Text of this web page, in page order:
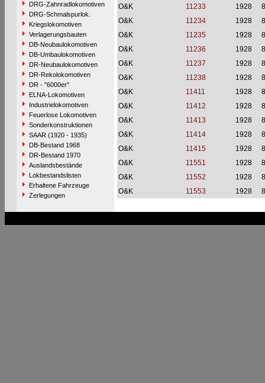
DRG-Zahnradlokomotiven
DRG-Schmalspurlok.
Kriegslokomotiven
Verlagerungsbauten
DB-Neubaulokomotiven
DB-Umbaulokomotiven
DR-Neubaulokomotiven
DR-Rekolokomotiven
DR - "6000er"
ELNA-Lokomotiven
Industrielokomotiven
Feuerlose Lokomotiven
Sonderkonstruktionen
SAAR (1920 - 1935)
DB-Bestand 1968
DR-Bestand 1970
Auslandsbestände
Lokbestandslisten
Erhaltene Fahrzeuge
Zerlegungen
O&K
11233 1928
O&K
11234 1928
O&K
11235 1928
O&K
11236 1928
O&K
11237 1928
O&K
11238 1928
O&K
11411 1928
O&K
11412 1928
O&K
11413 1928
O&K
11414 1928
O&K
11415 1928
O&K
11551 1928
O&K
11552 1928
O&K
11553 1928